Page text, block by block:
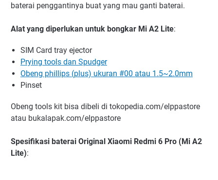
baterai penggantinya buat yang mau ganti baterai.
Alat yang diperlukan untuk bongkar Mi A2 Lite:
SIM Card tray ejector
Prying tools dan Spudger
Obeng phillips (plus) ukuran #00 atau 1.5~2.0mm
Pinset
Obeng tools kit bisa dibeli di tokopedia.com/elppastore
atau bukalapak.com/elppastore
Spesifikasi baterai Original Xiaomi Redmi 6 Pro (Mi A2
Lite):